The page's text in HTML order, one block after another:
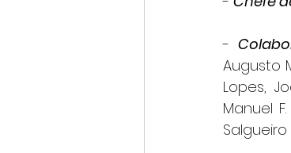
-
Augusto
Lopes,
Manuel
Salgueiro